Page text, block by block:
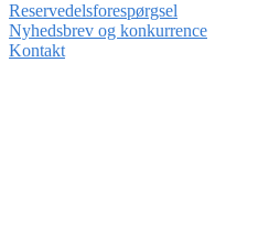
Reservedelsforespørgsel
Nyhedsbrev og konkurrence
Kontakt